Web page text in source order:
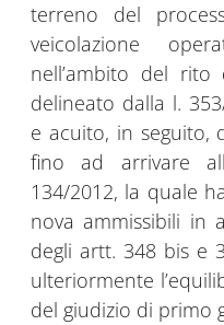
terreno del
veicolazione
nell’ambito del rito
delineato dalla l.
e acuito, in seguito,
fino ad arrivare
134/2012, la quale
nova ammissibili in
degli artt. 348 bis e
ulteriormente
del giudizio di primo